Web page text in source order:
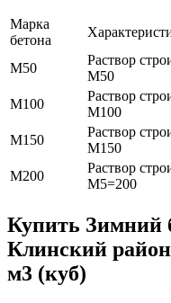
Марка
бетона
М50
Раствор
М50
М100
Раствор
М100
М150
Раствор
М150
М200
Раствор
М5=200
Купить Зимний
Клинский район
м3 (куб)